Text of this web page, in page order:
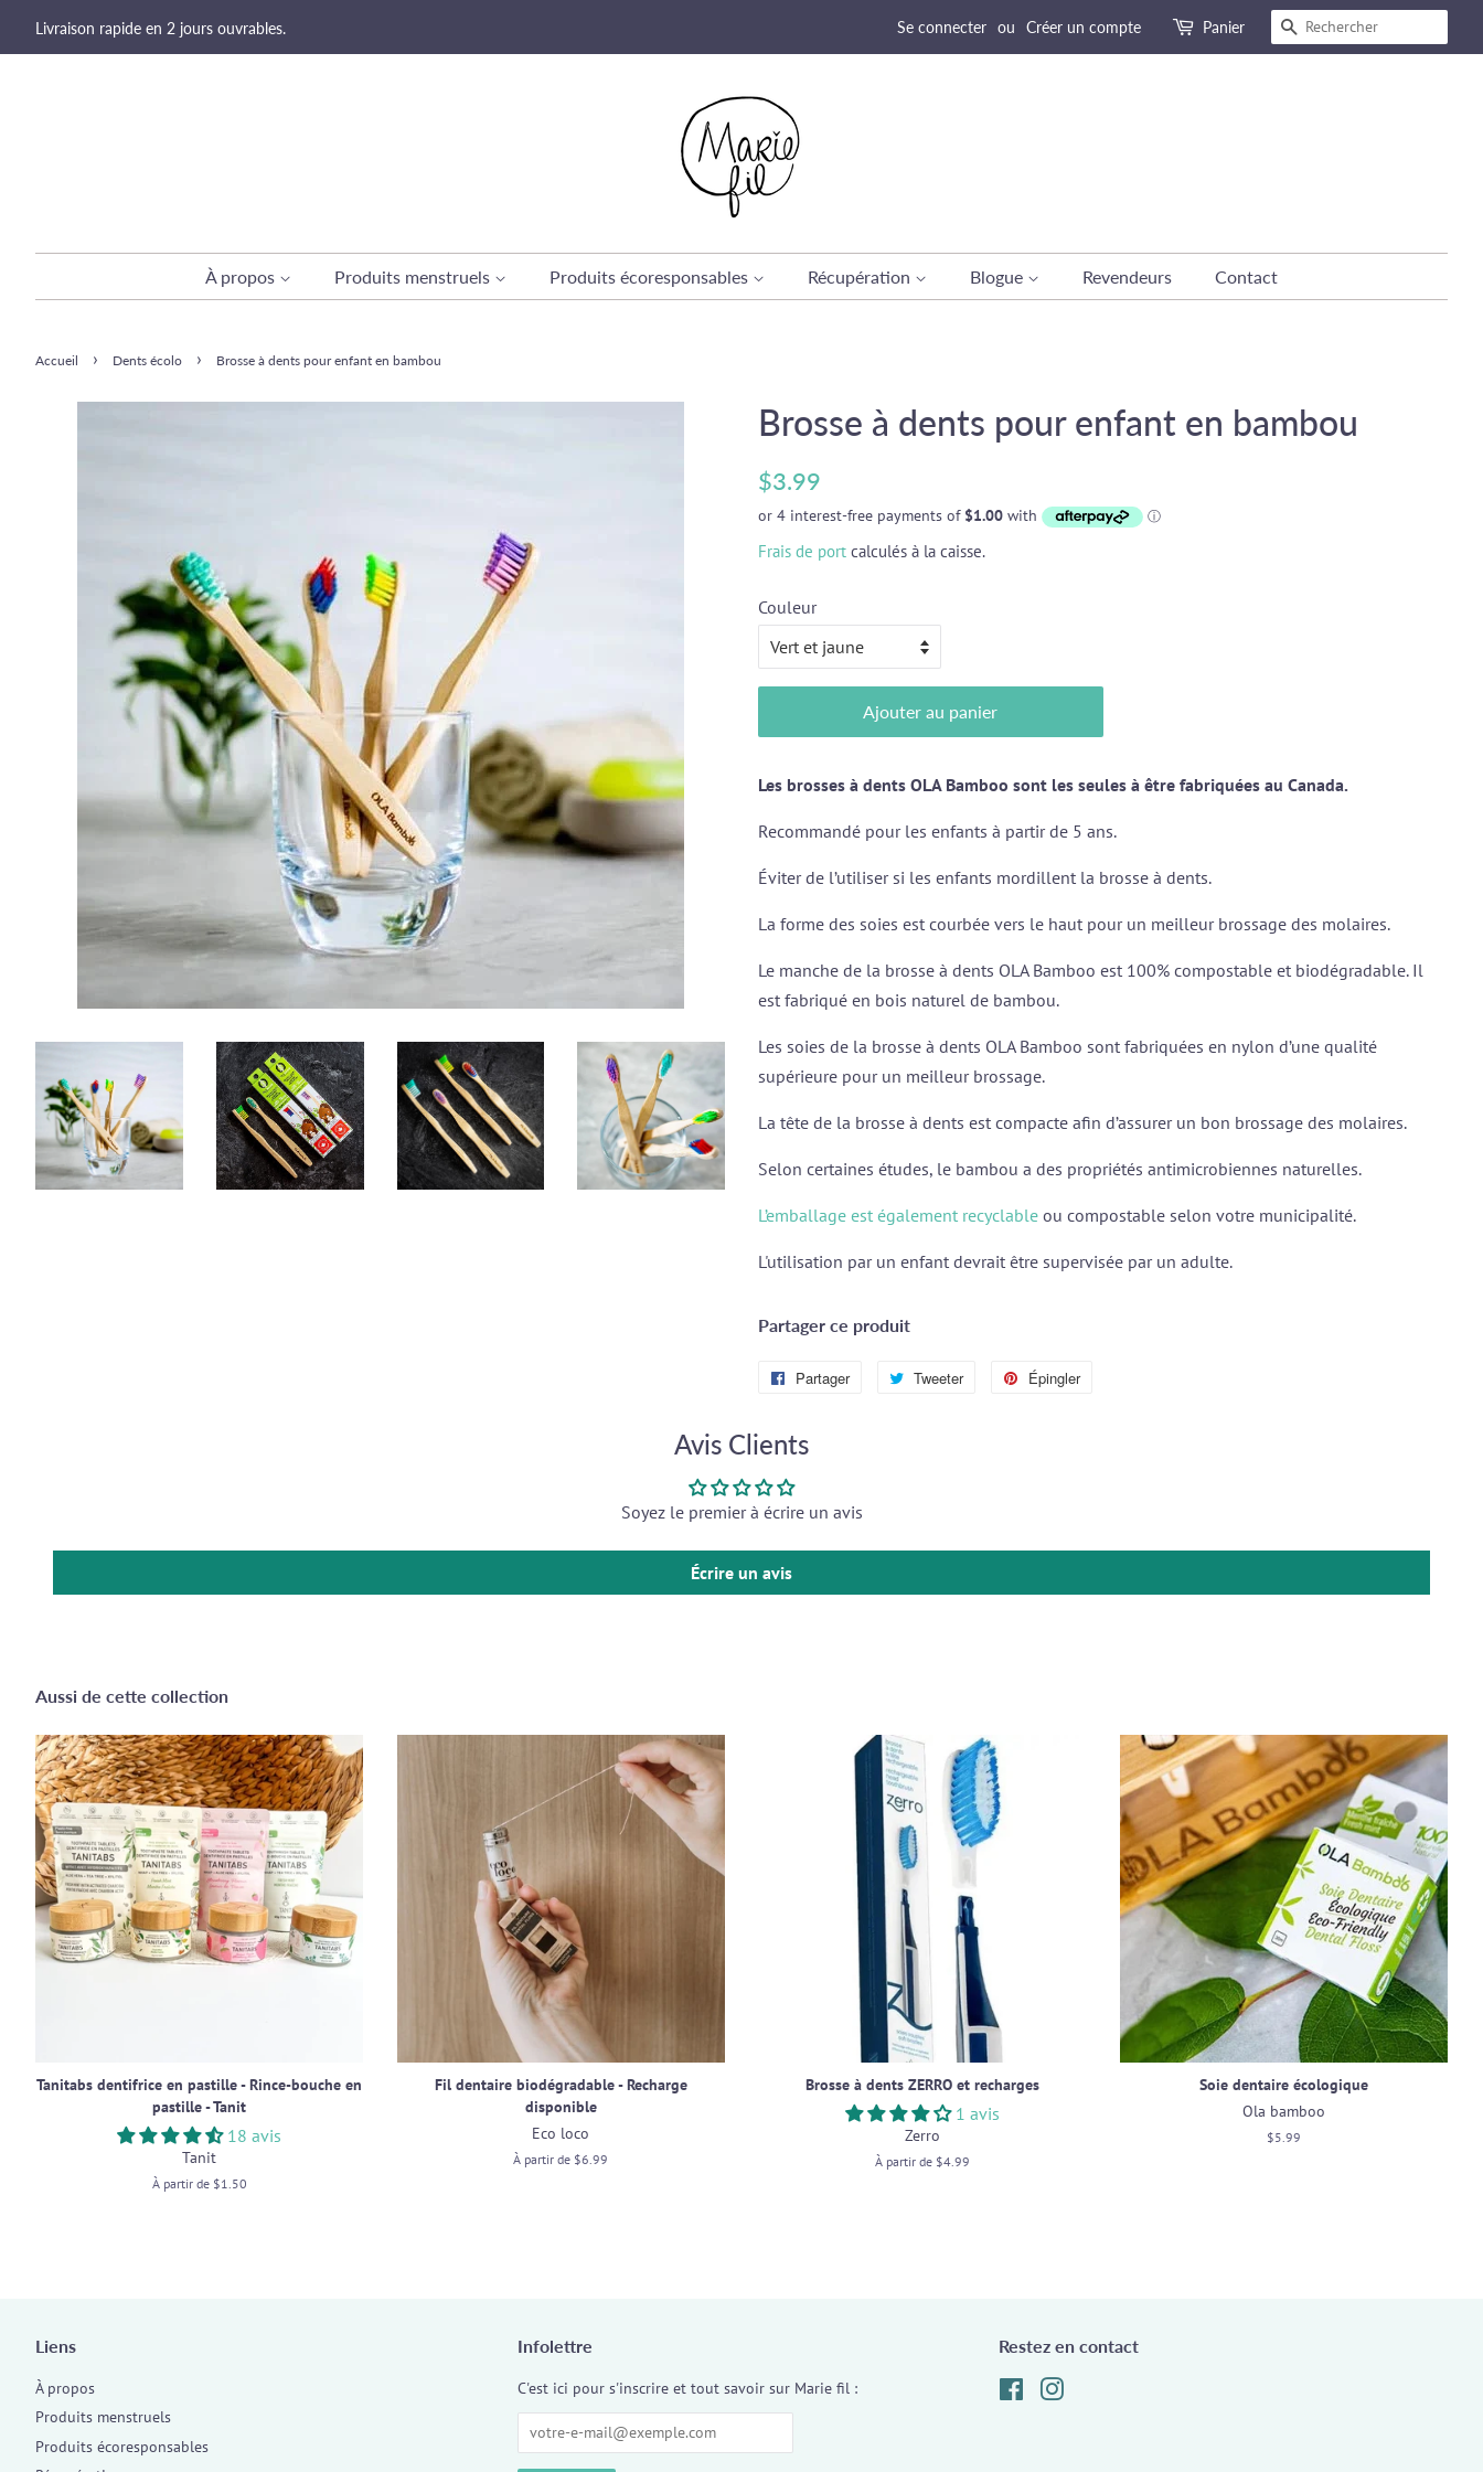
Livraison rapide en 2 jours ouvrables. Se connecter ou Créer un compte Panier Recherche
À propos Produits menstruels Produits écoresponsables Récupération Blogue Revendeurs Contact
Accueil › Dents écolo › Brosse à dents pour enfant en bambou
Brosse à dents pour enfant en bambou
Prix
régulier
$3.99
réduit
Frais de port calculés à la caisse.
Couleur
Ajouter au panier
Les brosses à dents OLA Bamboo sont les seules à être fabriquées au Canada.
Recommandé pour les enfants à partir de 5 ans.
Éviter de l’utiliser si les enfants mordillent la brosse à dents.
La forme des soies est courbée vers le haut pour un meilleur brossage des molaires.
Le manche de la brosse à dents OLA Bamboo est 100% compostable et biodégradable. Il
est fabriqué en bois naturel de bambou.
Les soies de la brosse à dents OLA Bamboo sont fabriquées en nylon d’une qualité
supérieure pour un meilleur brossage.
La tête de la brosse à dents est compacte afin d’assurer un bon brossage des molaires.
Selon certaines études, le bambou a des propriétés antimicrobiennes naturelles.
L’emballage est également recyclable ou compostable selon votre municipalité.
L'utilisation par un enfant devrait être supervisée par un adulte.
Partager ce produit
Partager
PartagerTweeter
Tweeter Épingler
Avis Clients
Soyez le premier à écrire un avis
Écrire un avis
Aussi de cette collection
Tanitabs dentifrice en pastille - Rince-bouche en
pastille - Tanit
18 avis
Tanit
À partir de $1.50
Fil dentaire biodégradable - Recharge
disponible
Eco loco
À partir de $6.99
Brosse à dents ZERRO et recharges
1 avis
Zerro
À partir de $4.99
Soie dentaire écologique
Ola bamboo
Prix
$5.99
Liens
À propos
Produits menstruels
Produits écoresponsables
Infolettre
C'est ici pour s'inscrire et tout savoir sur Marie fil :
Restez en contact
Facebook